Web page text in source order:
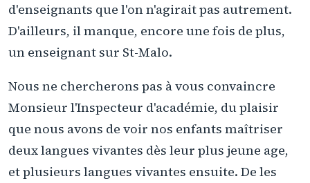
d'enseignants que l'on n'agirait pas autrement.
D'ailleurs, il manque, encore une fois de plus,
un enseignant sur St-Malo.
Nous ne chercherons pas à vous convaincre
Monsieur l'Inspecteur d'académie, du plaisir
que nous avons de voir nos enfants maîtriser
deux langues vivantes dès leur plus jeune age,
et plusieurs langues vivantes ensuite. De les